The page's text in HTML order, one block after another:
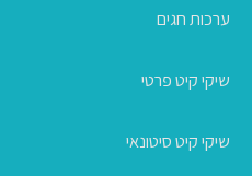
ערכות חגים
שיקי קיט פרטי
שיקי קיט סיטונאי